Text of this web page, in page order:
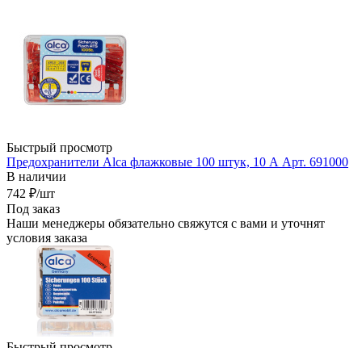
Быстрый просмотр
Предохранители Alca флажковые 100 штук, 10 А Арт. 691000
В наличии
742 ₽/шт
Под заказ
Наши менеджеры обязательно свяжутся с вами и уточнят
условия заказа